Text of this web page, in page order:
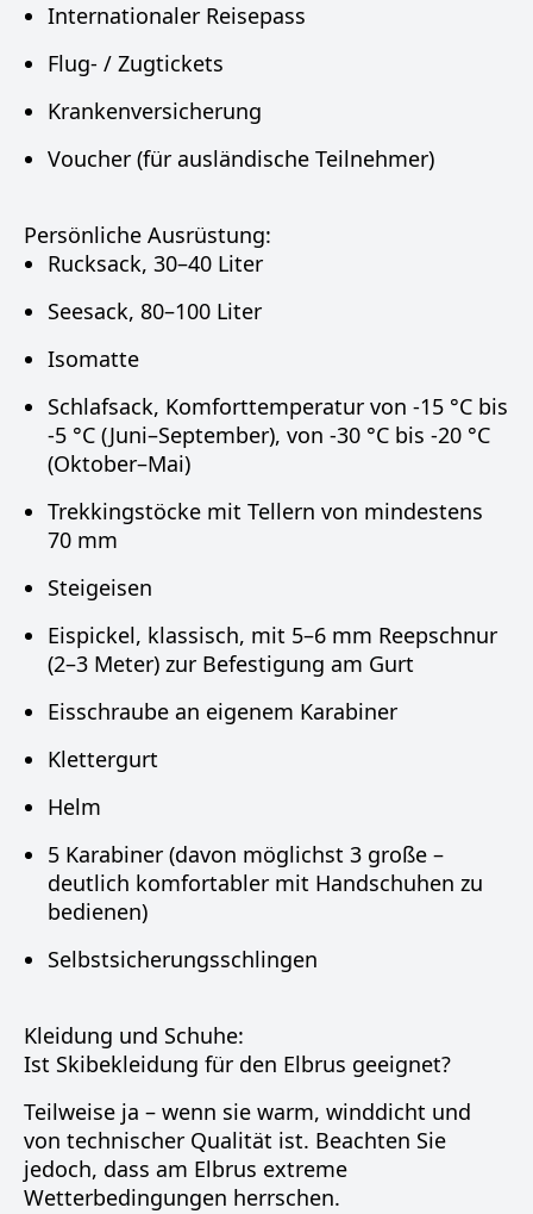
Internationaler Reisepass
Flug- / Zugtickets
Krankenversicherung
Voucher (für ausländische Teilnehmer)
Persönliche Ausrüstung:
Rucksack, 30–40 Liter
Seesack, 80–100 Liter
Isomatte
Schlafsack, Komforttemperatur von -15 °C bis
-5 °C (Juni–September), von -30 °C bis -20 °C
(Oktober–Mai)
Trekkingstöcke mit Tellern von mindestens
70 mm
Steigeisen
Eispickel, klassisch, mit 5–6 mm Reepschnur
(2–3 Meter) zur Befestigung am Gurt
Eisschraube an eigenem Karabiner
Klettergurt
Helm
5 Karabiner (davon möglichst 3 große –
deutlich komfortabler mit Handschuhen zu
bedienen)
Selbstsicherungsschlingen
Kleidung und Schuhe:
Ist Skibekleidung für den Elbrus geeignet?
Teilweise ja – wenn sie warm, winddicht und
von technischer Qualität ist. Beachten Sie
jedoch, dass am Elbrus extreme
Wetterbedingungen herrschen.